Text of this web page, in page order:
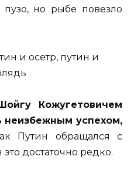
но рыбе повезло
Кожугетовичем
неизбежным успехом,
Путин обращался с
достаточно редко.